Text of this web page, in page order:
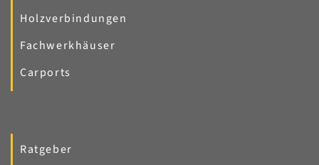
Holzverbindungen
Fachwerkhäuser
Carports
Ratgeber